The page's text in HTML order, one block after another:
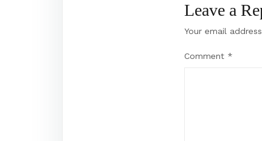
Leave a
Your email
Comment *